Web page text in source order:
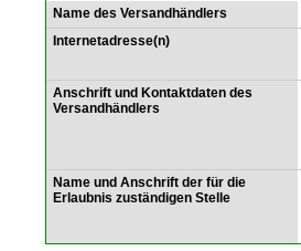
Name des Versandhändlers
Internetadresse(n)
Anschrift und Kontaktdaten des
Versandhändlers
Name und Anschrift der für die
Erlaubnis zuständigen Stelle